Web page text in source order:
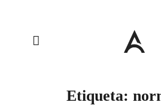
Etiqueta: